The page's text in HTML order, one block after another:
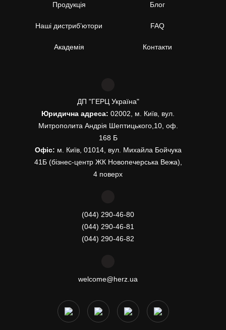
Продукція
Наші дистриб’ютори
Академія
Блог
FAQ
Контакти
ДП "ГЕРЦ Україна"
Юридична адреса: 02002, м. Київ, вул.
Митрополита Андрія Шептицького,10, оф.
168 Б
Офіс: м. Київ, 01014, вул. Михайла Бойчука
41Б (бізнес-центр ЖК Новопечерська Вежа),
4 поверх
(044) 290-46-80
(044) 290-46-81
(044) 290-46-82
welcome@herz.ua